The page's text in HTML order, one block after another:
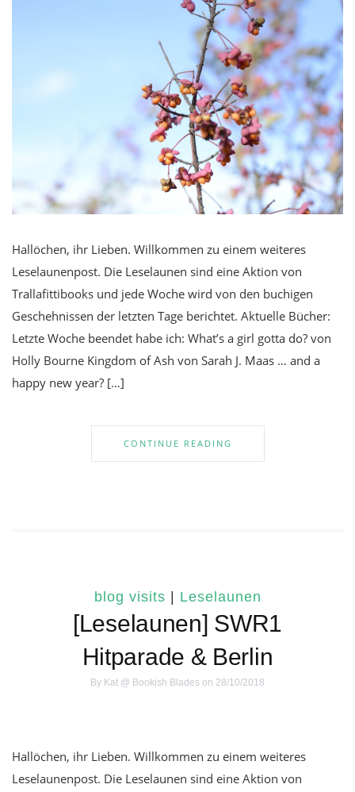
Hallöchen, ihr Lieben. Willkommen zu einem weiteres
Leselaunenpost. Die Leselaunen sind eine Aktion von
Trallafittibooks und jede Woche wird von den buchigen
Geschehnissen der letzten Tage berichtet. Aktuelle Bücher:
Letzte Woche beendet habe ich: What’s a girl gotta do? von
Holly Bourne Kingdom of Ash von Sarah J. Maas … and a
happy new year? […]
CONTINUE READING
blog visits Leselaunen
[Leselaunen] SWR1
Hitparade & Berlin
By Kat @ Bookish Blades on 28/10/2018
Hallöchen, ihr Lieben. Willkommen zu einem weiteres
Leselaunenpost. Die Leselaunen sind eine Aktion von